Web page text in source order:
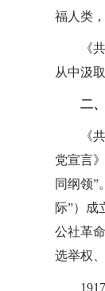
福人类
《
从中汲
二
《
党宣言
同纲领”
际”）成
公社革
选举权